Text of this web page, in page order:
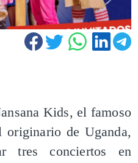
Kids, el famoso
originario de Uganda,
tres conciertos en